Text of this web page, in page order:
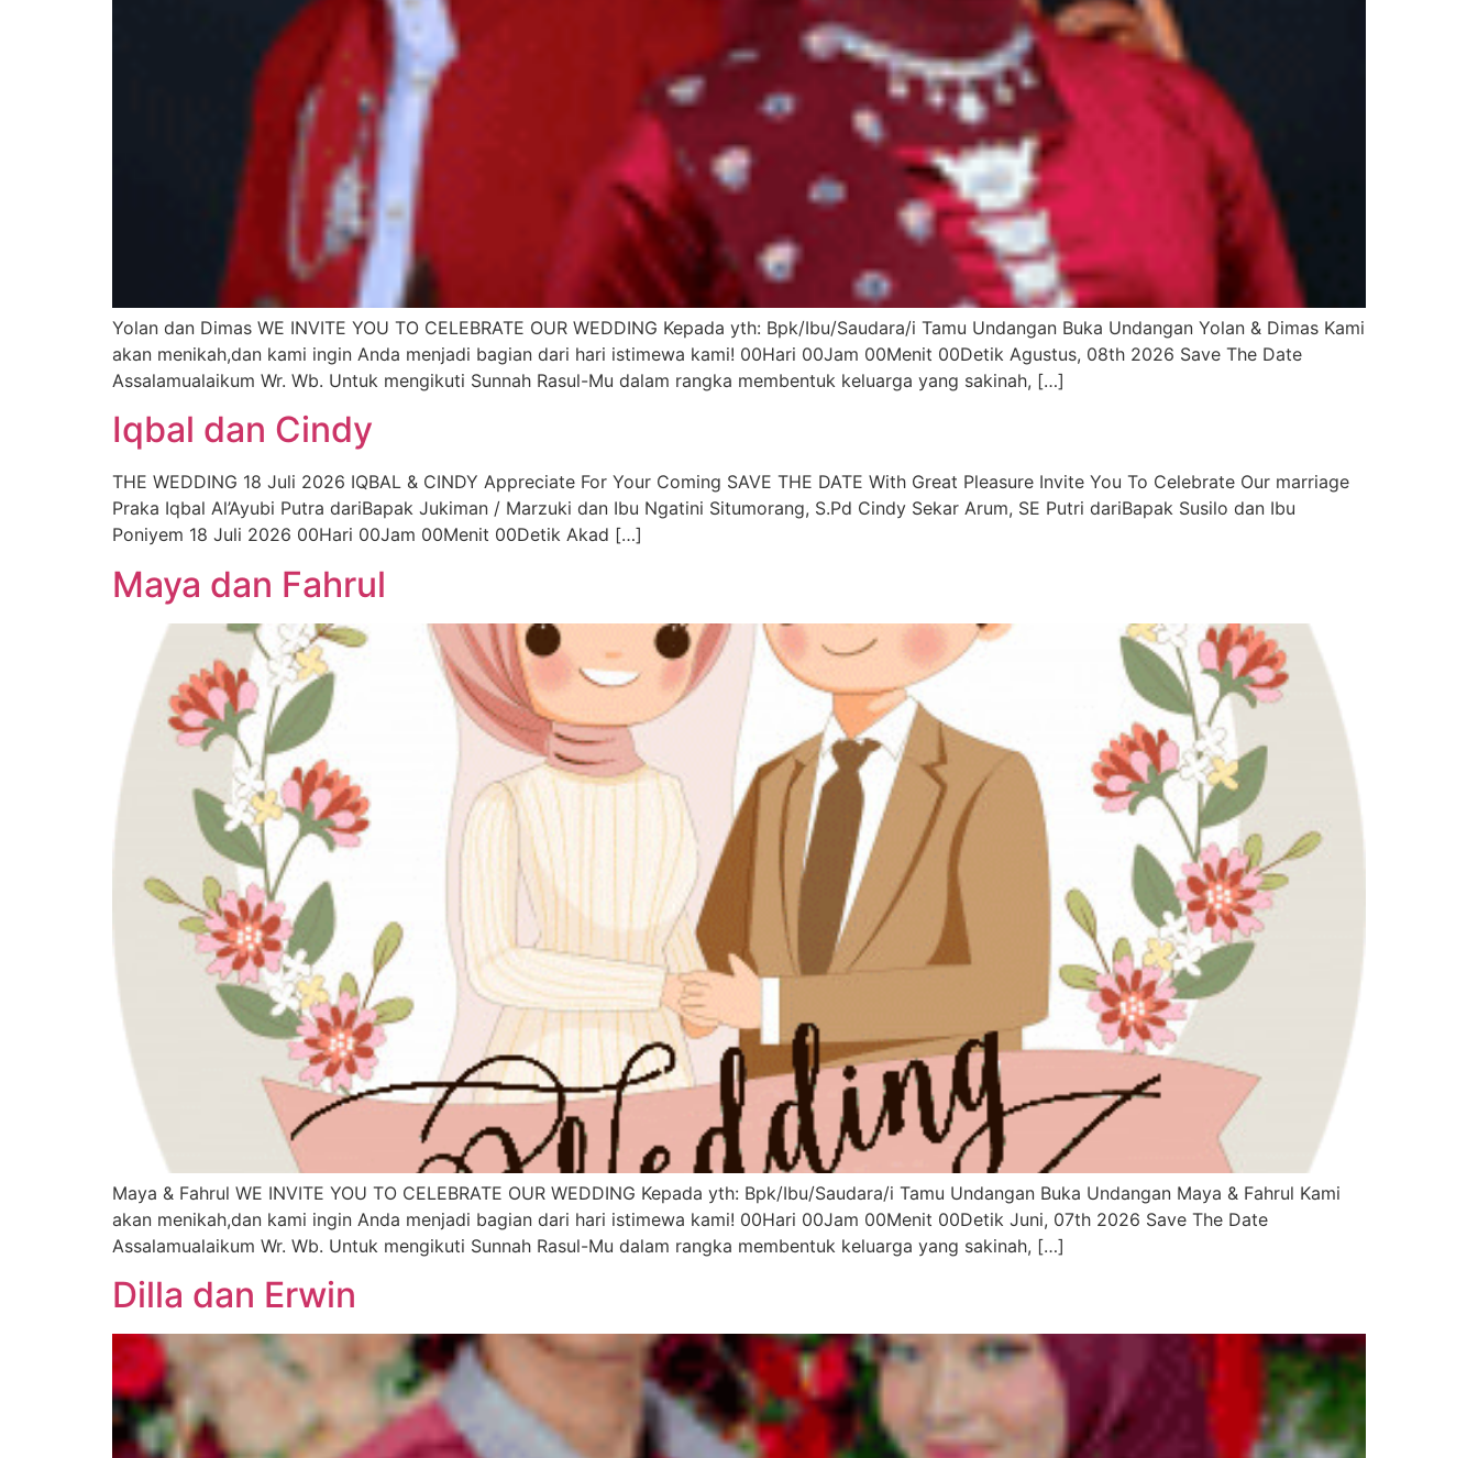
Yolan dan Dimas WE INVITE YOU TO CELEBRATE OUR WEDDING Kepada yth: Bpk/Ibu/Saudara/i Tamu Undangan Buka Undangan Yolan & Dimas Kami
akan menikah,dan kami ingin Anda menjadi bagian dari hari istimewa kami! 00Hari 00Jam 00Menit 00Detik Agustus, 08th 2026 Save The Date
Assalamualaikum Wr. Wb. Untuk mengikuti Sunnah Rasul-Mu dalam rangka membentuk keluarga yang sakinah, […]
Iqbal dan Cindy
THE WEDDING 18 Juli 2026 IQBAL & CINDY Appreciate For Your Coming SAVE THE DATE With Great Pleasure Invite You To Celebrate Our marriage
Praka Iqbal Al’Ayubi Putra dariBapak Jukiman / Marzuki dan Ibu Ngatini Situmorang, S.Pd Cindy Sekar Arum, SE Putri dariBapak Susilo dan Ibu
Poniyem 18 Juli 2026 00Hari 00Jam 00Menit 00Detik Akad […]
Maya dan Fahrul
Maya & Fahrul WE INVITE YOU TO CELEBRATE OUR WEDDING Kepada yth: Bpk/Ibu/Saudara/i Tamu Undangan Buka Undangan Maya & Fahrul Kami
akan menikah,dan kami ingin Anda menjadi bagian dari hari istimewa kami! 00Hari 00Jam 00Menit 00Detik Juni, 07th 2026 Save The Date
Assalamualaikum Wr. Wb. Untuk mengikuti Sunnah Rasul-Mu dalam rangka membentuk keluarga yang sakinah, […]
Dilla dan Erwin